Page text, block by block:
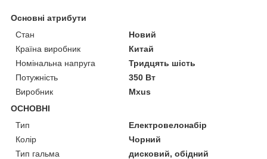
Основні атрибути
Стан
Новий
Країна виробник
Китай
Номінальна напруга
Тридцять шість
Потужність
350 Вт
Виробник
Mxus
ОСНОВНІ
Тип
Електровелонабір
Колір
Чорний
Тип гальма
дисковий, обідний